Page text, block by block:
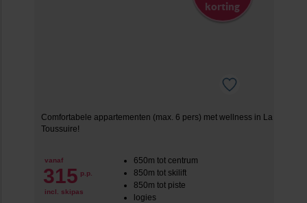
korting
Comfortabele appartementen (max. 6 pers) met wellness in La
Toussuire!
vanaf
315 p.p.
incl. skipas
650m tot centrum
850m tot skilift
850m tot piste
logies